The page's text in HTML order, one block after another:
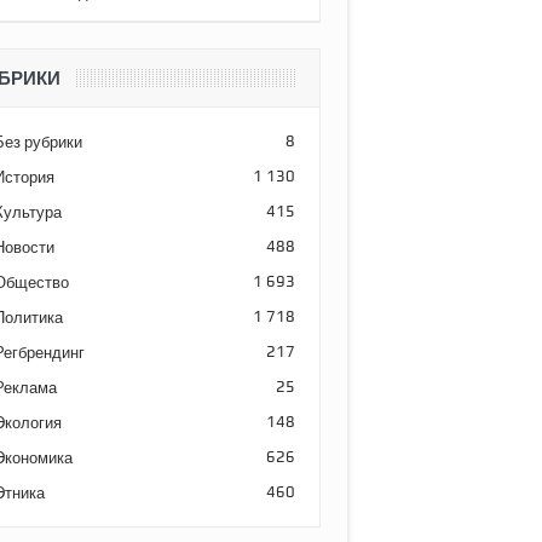
рубрики 8
1 130
415
488
1 693
1 718
217
25
148
626
460